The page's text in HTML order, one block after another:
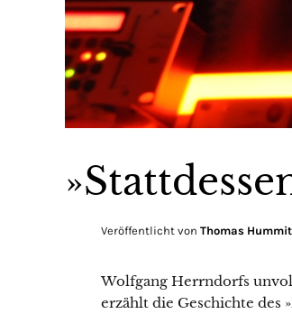
Veröffentlicht von Thomas
Wolfgang Herrndorfs
erzählt die Geschichte des